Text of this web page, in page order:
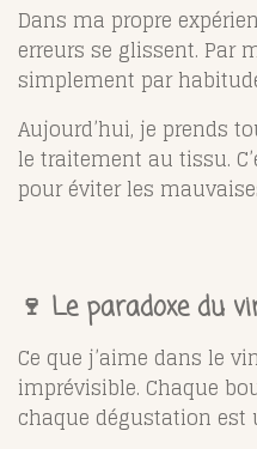
Dans ma propre
erreurs se glissent. Par
simplement par
Aujourd’hui, je prends
le traitement au tissu.
pour éviter les
🍷 Le paradoxe du
Ce que j’aime dans le
imprévisible. Chaque
chaque dégustation est